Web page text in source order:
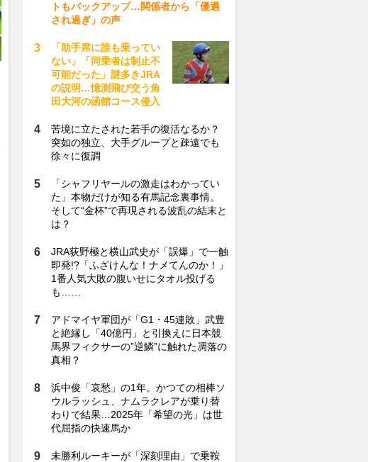
トもバックアップ…関係者から「優遇
され過ぎ」の声
「助手席に誰も乗ってい
ない」「同乗者は制止不
可能だった」謎多きJRA
の説明…憶測飛び交う角
田大河の函館コース侵入
苦境に立たされた若手の復活なるか？
突如の独立、大手グループと疎遠でも
徐々に復調
「シャフリヤールの激走はわかってい
た」本物だけが知る有馬記念裏事情。
そして“金杯”で再現される波乱の結末と
は？
JRA荻野極と横山武史が「誤爆」で一触
即発!?「ふざけんな！ナメてんのか！」
1番人気大敗の腹いせにタオル投げる
も……
アドマイヤ軍団が「G1・45連敗」武豊
と絶縁し「40億円」と引換えに日本競
馬界フィクサーの”逆鱗”に触れた凋落の
真相？
浜中俊「哀愁」の1年。かつての相棒ソ
ウルラッシュ、ナムラクレアが乗り替
わりで結果…2025年「希望の光」は世
代屈指の快速馬か
未勝利ルーキーが「深刻理由」で乗鞍